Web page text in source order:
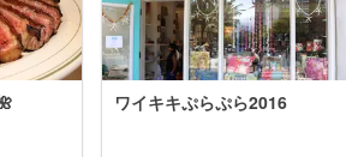
ワイキキぷらぷら2016